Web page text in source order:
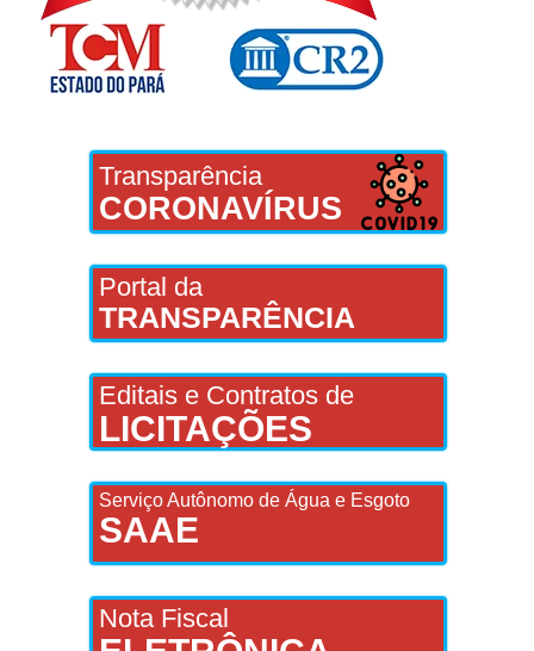
Transparência
CORONAVÍRUS
Portal da
TRANSPARÊNCIA
Editais e Contratos de
LICITAÇÕES
Serviço Autônomo de Água e Esgoto
SAAE
Nota Fiscal